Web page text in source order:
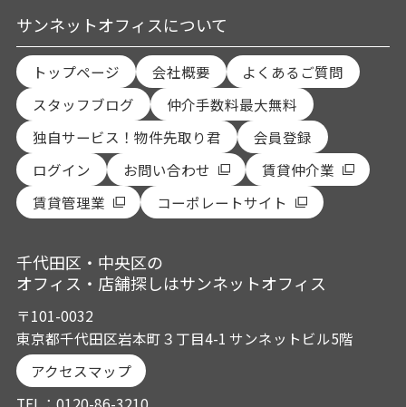
サンネットオフィスについて
トップページ 会社概要
よくあるご質問
スタッフブログ
仲介手数料最大無料
独自サービス！物件先取り君
会員登録
ログイン
お問い合わせ
賃貸仲介業
賃貸管理業
コーポレートサイト
千代田区・中央区の
オフィス・店舗探しはサンネットオフィス
〒101-0032
東京都千代田区岩本町３丁目4-1 サンネットビル5階
アクセスマップ